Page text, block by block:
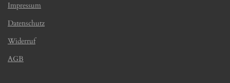
Impressum
Datenschutz
Widerruf
AGB